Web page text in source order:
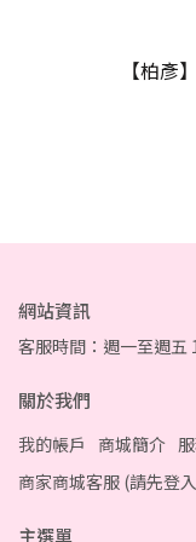
【柏彥
網站資訊
客服時間：週一至週
關於我們
我的帳戶 商城簡介
商家商城客服 (請先登
主選單